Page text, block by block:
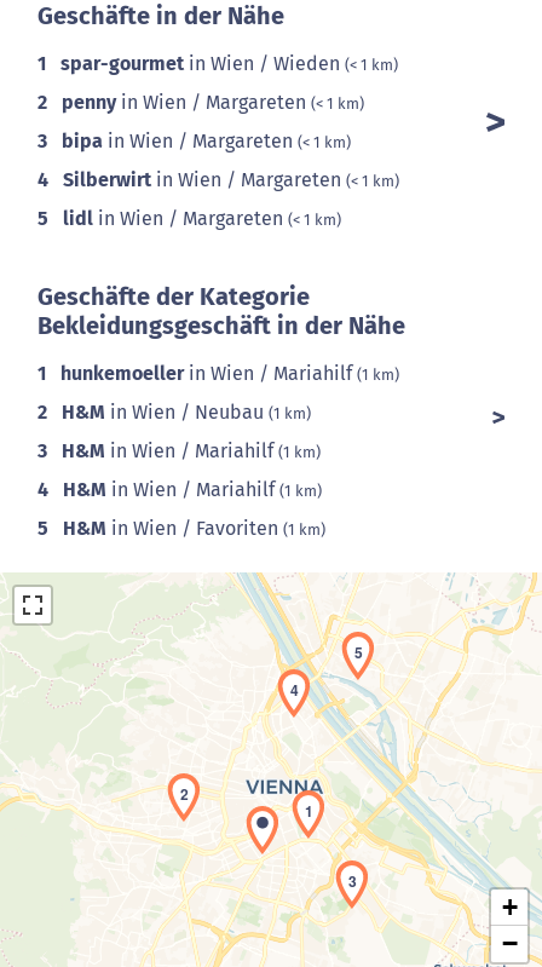
Geschäfte in der Nähe
1 spar-gourmet in Wien / Wieden (< 1 km)
2 pennyin Wien / Margareten (< 1 km)
3 bipa in Wien / Margareten (< 1 km)
4 Silberwirt in Wien / Margareten (< 1 km)
5 lidl in Wien / Margareten (< 1 km)
Geschäfte der Kategorie
Bekleidungsgeschäft in der Nähe
1 hunkemoellerin Wien / Mariahilf(1 km)
2 H&M in Wien / Neubau (1 km)
3 H&M in Wien / Mariahilf(1 km)
4 H&M in Wien / Mariahilf(1 km)
5 H&M in Wien / Favoriten (1 km)
Laden der Karte...
1
2
3
4
5
+
−